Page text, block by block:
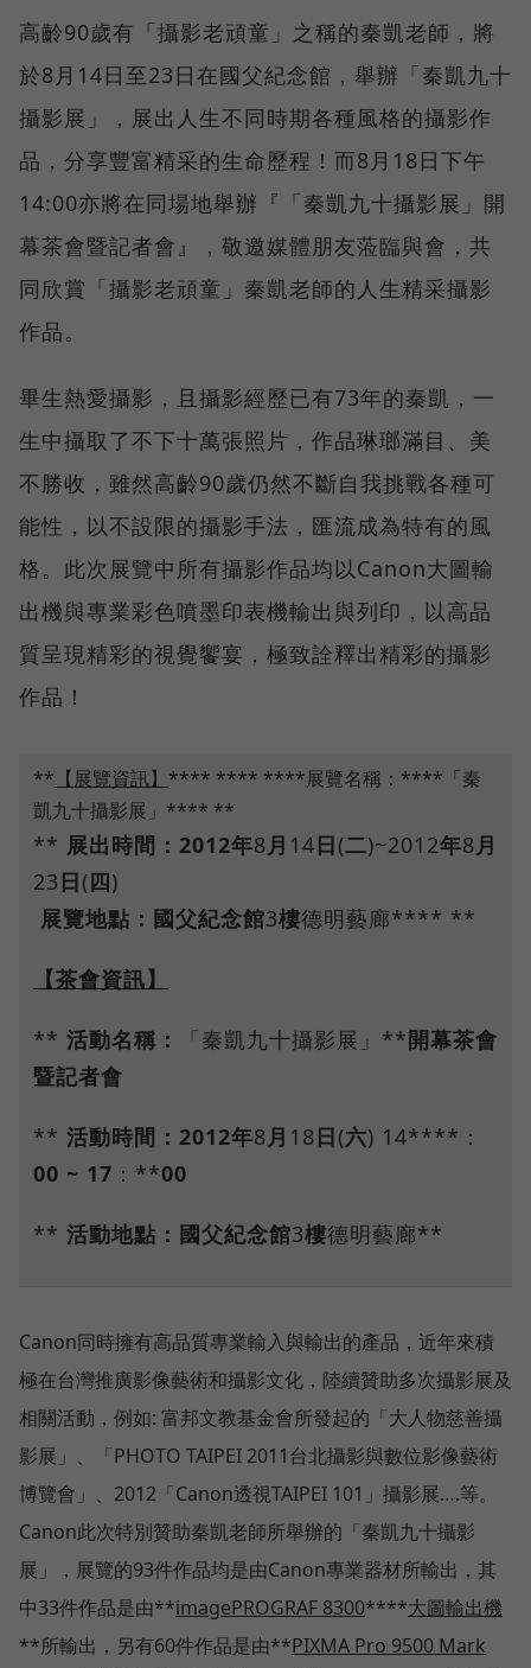
高齡90歲有「攝影老頑童」之稱的秦凱老師，將
於8月14日至23日在國父紀念館，舉辦「秦凱九十
攝影展」，展出人生不同時期各種風格的攝影作
品，分享豐富精采的生命歷程！而8月18日下午
14:00亦將在同場地舉辦『「秦凱九十攝影展」開
幕茶會暨記者會』，敬邀媒體朋友蒞臨與會，共
同欣賞「攝影老頑童」秦凱老師的人生精采攝影
作品。
畢生熱愛攝影，且攝影經歷已有73年的秦凱，一
生中攝取了不下十萬張照片，作品琳瑯滿目、美
不勝收，雖然高齡90歲仍然不斷自我挑戰各種可
能性，以不設限的攝影手法，匯流成為特有的風
格。此次展覽中所有攝影作品均以Canon大圖輸
出機與專業彩色噴墨印表機輸出與列印，以高品
質呈現精彩的視覺饗宴，極致詮釋出精彩的攝影
作品！
** 【展覽資訊】 **** **** ****展覽名稱：****「秦
凱九十攝影展」**** **
** 展出時間： 2012年8月 14日(二)~2012年8月
23 日(四)
展覽地點：國父紀念館3樓德明藝廊**** **
【茶會資訊】
** 活動名稱： 「秦凱九十攝影展」**開幕茶會
暨記者會
** 活動時間： 2012年8月 18日(六) 14****：
00 ~ 17 ：**00
** 活動地點：國父紀念館3樓德明藝廊**
Canon同時擁有高品質專業輸入與輸出的產品，近年來積
極在台灣推廣影像藝術和攝影文化，陸續贊助多次攝影展及
相關活動，例如: 富邦文教基金會所發起的「大人物慈善攝
影展」、「PHOTO TAIPEI 2011台北攝影與數位影像藝術
博覽會」、2012「Canon透視TAIPEI 101」攝影展….等。
Canon此次特別贊助秦凱老師所舉辦的「秦凱九十攝影
展」，展覽的93件作品均是由Canon專業器材所輸出，其
中33件作品是由**imagePROGRAF 8300****大圖輸出機
**所輸出，另有60件作品是由**PIXMA Pro 9500 Mark